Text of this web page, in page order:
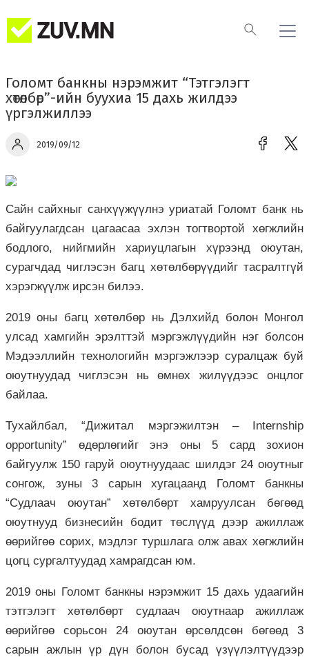
Голомт банкны нэрэмжит “Тэтгэлэгт
хөтөлбөр”-ийн буухиа 15 дахь жилдээ
үргэлжиллээ
2019/09/12
Сайн сайхныг санхүүжүүлнэ уриатай Голомт банк нь
байгуулагдсан цагаасаа эхлэн тогтвортой хөгжлийн
бодлого, нийгмийн хариуцлагын хүрээнд оюутан,
сурагчдад чиглэсэн багц хөтөлбөрүүдийг тасралтгүй
хэрэгжүүлж ирсэн билээ.
2019 оны багц хөтөлбөр нь Дэлхийд болон Монгол
улсад хамгийн эрэлттэй мэргэжлүүдийн нэг болсон
Мэдээллийн технологийн мэргэжлээр суралцаж буй
оюутнуудад чиглэсэн нь өмнөх жилүүдээс онцлог
байлаа.
Тухайлбал, “Дижитал мэргэжилтэн – Internship
opportunity” өдөрлөгийг энэ оны 5 сард зохион
байгуулж 150 гаруй оюутнуудаас шилдэг 24 оюутныг
сонгож, зуны 3 сарын хугацаанд Голомт банкны
“Судлаач оюутан” хөтөлбөрт хамруулсан бөгөөд
оюутнууд бизнесийн бодит төслүүд дээр ажиллаж
өөрийгөө сорих, мэдлэг туршлага олж авах хөгжлийн
цогц сургалтуудад хамрагдсан юм.
2019 оны Голомт банкны нэрэмжит 15 дахь удаагийн
тэтгэлэгт хөтөлбөрт судлаач оюутнаар ажиллаж
өөрийгөө сорьсон 24 оюутан өрсөлдсөн бөгөөд 3
сарын ажлын үр дүн болон бусад үзүүлэлтүүдээр